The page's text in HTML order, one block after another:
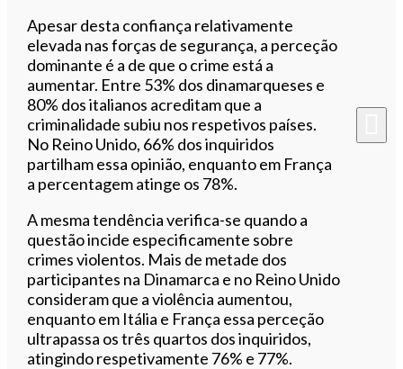
Apesar desta confiança relativamente
elevada nas forças de segurança, a perceção
dominante é a de que o crime está a
aumentar. Entre 53% dos dinamarqueses e
80% dos italianos acreditam que a
criminalidade subiu nos respetivos países.
No Reino Unido, 66% dos inquiridos
partilham essa opinião, enquanto em França
a percentagem atinge os 78%.
A mesma tendência verifica-se quando a
questão incide especificamente sobre
crimes violentos. Mais de metade dos
participantes na Dinamarca e no Reino Unido
consideram que a violência aumentou,
enquanto em Itália e França essa perceção
ultrapassa os três quartos dos inquiridos,
atingindo respetivamente 76% e 77%.